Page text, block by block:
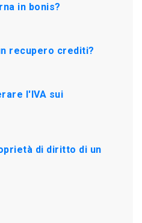
in bonis?
recupero crediti?
l'IVA sui
di diritto di un